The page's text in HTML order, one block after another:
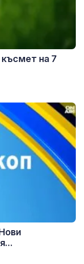
късмет на 7